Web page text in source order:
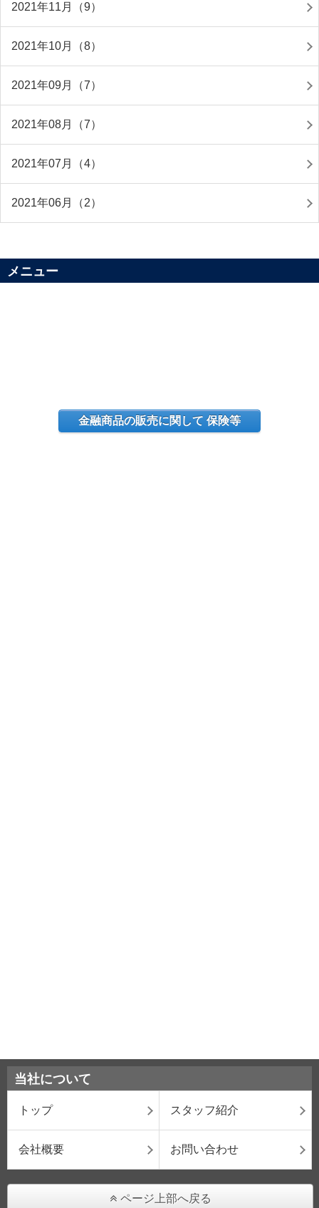
2021年11月（9）
2021年10月（8）
2021年09月（7）
2021年08月（7）
2021年07月（4）
2021年06月（2）
メニュー
金融商品の販売に関して 保険等
当社について
トップ スタッフ紹介
会社概要 お問い合わせ
ページ上部へ戻る